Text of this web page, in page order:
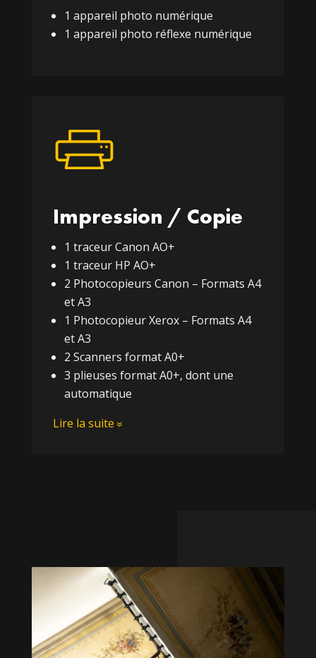
1 appareil photo numérique
1 appareil photo réflexe numérique
Impression / Copie
1 traceur Canon AO+
1 traceur HP AO+
2 Photocopieurs Canon – Formats A4
et A3
1 Photocopieur Xerox – Formats A4
et A3
2 Scanners format A0+
3 plieuses format A0+, dont une
automatique
Lire la suite